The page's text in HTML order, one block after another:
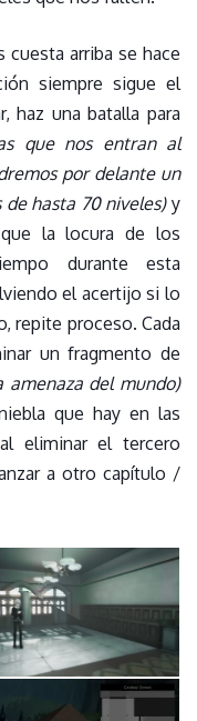
arriba se hace
siempre sigue el
haz una batalla para
que nos entran al
por delante un
hasta 70 niveles)y
la locura de los
durante esta
el acertijo si lo
repite proceso. Cada
un fragmento de
amenaza del mundo)
que hay en las
eliminar el tercero
a otro capítulo /